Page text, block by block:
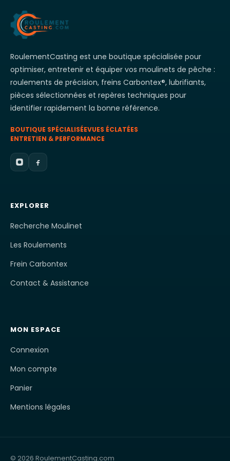
RoulementCasting est une boutique spécialisée pour
optimiser, entretenir et équiper vos moulinets de pêche :
roulements de précision, freins Carbontex®, lubrifiants,
pièces sélectionnées et repères techniques pour
identifier rapidement la bonne référence.
BOUTIQUE SPÉCIALISÉEVUES ÉCLATÉES
ENTRETIEN & PERFORMANCE
EXPLORER
Recherche Moulinet
Les Roulements
Frein Carbontex
Contact & Assistance
MON ESPACE
Connexion
Mon compte
Panier
Mentions légales
© 2026 RoulementCasting.com